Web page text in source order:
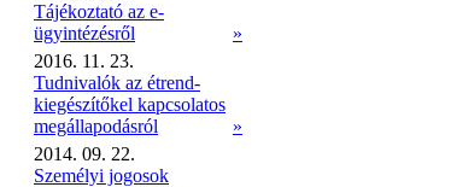
Tájékoztató az e-
ügyintézésről
»
2016. 11. 23.
Tudnivalók az étrend-
kiegészítőkel kapcsolatos
megállapodásról
»
2014. 09. 22.
Személyi jogosok